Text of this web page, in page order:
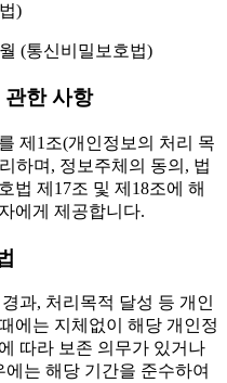
)
(통신비밀보호법)
관한 사항
제1조(개인정보의 처리 목
하며, 정보주체의 동의, 법
법 제17조 및 제18조에 해
에게 제공합니다.
과, 처리목적 달성 등 개인
에는 지체없이 해당 개인정
따라 보존 의무가 있거나
는 해당 기간을 준수하여